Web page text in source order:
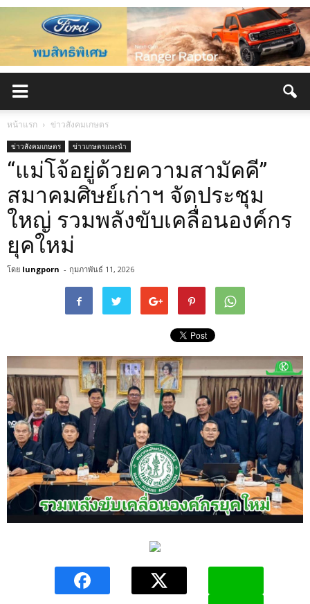
หน้าแรก ข่าวสังคมเกษตร
ข่าวสังคมเกษตร ข่าวเกษตรแนะนำ
“แม่โจ้อยู่ด้วยความสามัคคี”
สมาคมศิษย์เก่าฯ จัดประชุม
ใหญ่ รวมพลังขับเคลื่อนองค์กร
ยุคใหม่
โดย lungporn - กุมภาพันธ์ 11, 2026